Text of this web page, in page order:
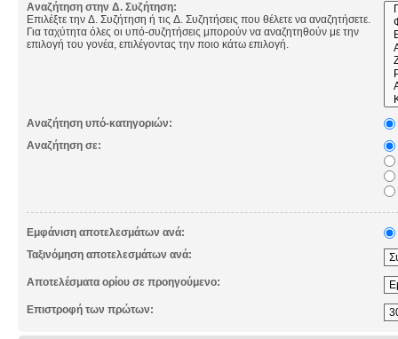
Αναζήτηση στην Δ. Συζήτηση:
Επιλέξτε την Δ. Συζήτηση ή τις Δ. Συζητήσεις που θέλετε να αναζητήσετε.
Για ταχύτητα όλες οι υπό-συζητήσεις μπορούν να αναζητηθούν με την
επιλογή του γονέα, επιλέγοντας την ποιο κάτω επιλογή.
Αναζήτηση υπό-κατηγοριών:
Αναζήτηση σε:
Εμφάνιση αποτελεσμάτων ανά:
Ταξινόμηση αποτελεσμάτων ανά:
Αποτελέσματα ορίου σε προηγούμενο:
Επιστροφή των πρώτων: